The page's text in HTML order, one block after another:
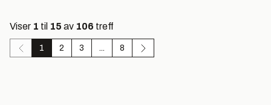
Viser 1 til 15 av 106 treff
1 2 3 ... 8